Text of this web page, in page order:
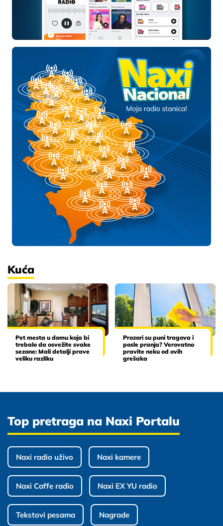
Kuća
Pet mesta u domu koja bi
trebalo da osvežite svake
sezone: Mali detalji prave
veliku razliku
Prozori su puni tragova i
posle pranja? Verovatno
pravite neku od ovih
grešaka
Top pretraga na Naxi Portalu
Naxi radio uživo Naxi kamere
Naxi Caffe radio Naxi EX YU radio
Tekstovi pesama Nagrade